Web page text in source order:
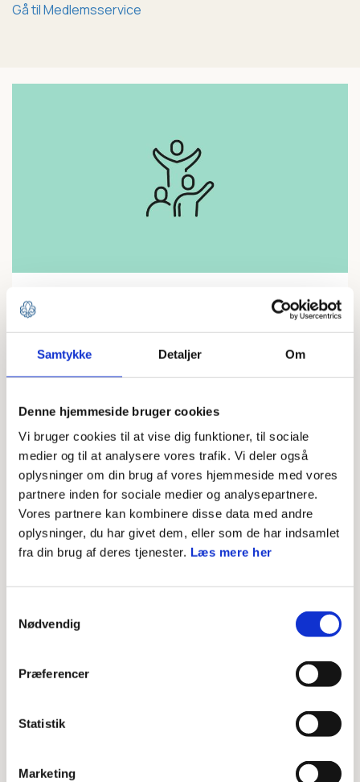
Samtykke Detaljer Om
Denne hjemmeside bruger cookies
Vi bruger cookies til at vise dig funktioner, til sociale
medier og til at analysere vores trafik. Vi deler også
oplysninger om din brug af vores hjemmeside med vores
partnere inden for sociale medier og analysepartnere.
Vores partnere kan kombinere disse data med andre
oplysninger, du har givet dem, eller som de har indsamlet
fra din brug af deres tjenester. Læs mere her
Nødvendig
Præferencer
Statistik
Marketing
Gå til Medlemsservice
Leder
MEDLEMSSERVICE